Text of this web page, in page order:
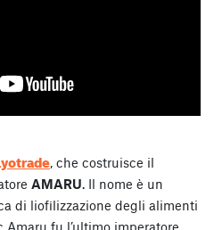
, che costruisce il
AMARU. Il nome è un
di liofilizzazione degli alimenti
Amaru fu l’ultimo imperatore